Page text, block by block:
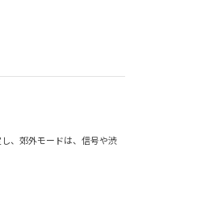
、郊外モードは、信号や渋